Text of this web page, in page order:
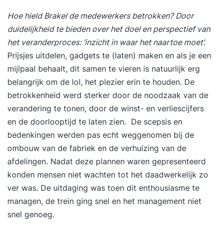
Hoe hield Brakel de medewerkers betrokken? Door
duidelijkheid te bieden over het doel en perspectief van
het veranderproces: ‘inzicht in waar het naartoe moet’.
Prijsjes uitdelen, gadgets te (laten) maken en als je een
mijlpaal behaalt, dit samen te vieren is natuurlijk erg
belangrijk om de lol, het plezier erin te houden. De
betrokkenheid werd sterker door de noodzaak van de
verandering te tonen, door de winst- en verliescijfers
en de doorlooptijd te laten zien. De scepsis en
bedenkingen werden pas echt weggenomen bij de
ombouw van de fabriek en de verhuizing van de
afdelingen. Nadat deze plannen waren gepresenteerd
konden mensen niet wachten tot het daadwerkelijk zo
ver was. De uitdaging was toen dit enthousiasme te
managen, de trein ging snel en het management niet
snel genoeg.